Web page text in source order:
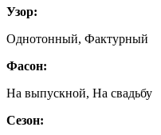
Узор:
Однотонный, Фактурный
Фасон:
На выпускной, На свадьбу
Сезон: